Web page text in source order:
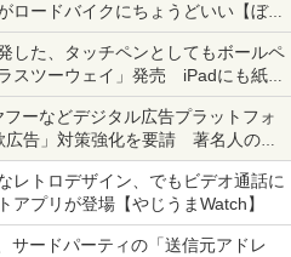
ロードバイクにちょうどいい【ぼっ
空いた時間でなにしてる？】
した、タッチペンとしてもボールペ
スツーウェイ」発売 iPadにも紙に
ーなどデジタル広告プラットフォ
告」対策強化を要請 著名人の写
どへの対策として
レトロデザイン、でもビデオ通話に
アプリが登場【やじうまWatch】
サードパーティの「送信元アドレ